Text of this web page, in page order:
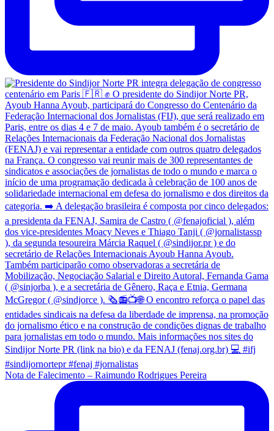
Nota de Falecimento – Raimundo Rodrigues Pereira